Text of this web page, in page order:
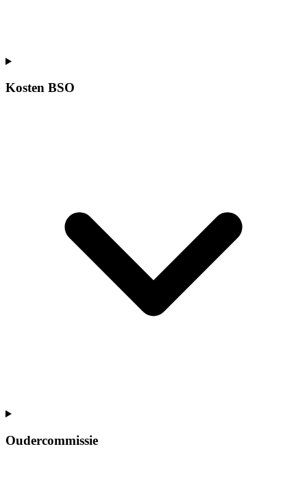
Kosten BSO
Oudercommissie